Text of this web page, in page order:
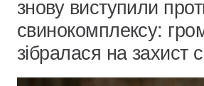
знову виступили
свинокомплексу:
зібралася на захист